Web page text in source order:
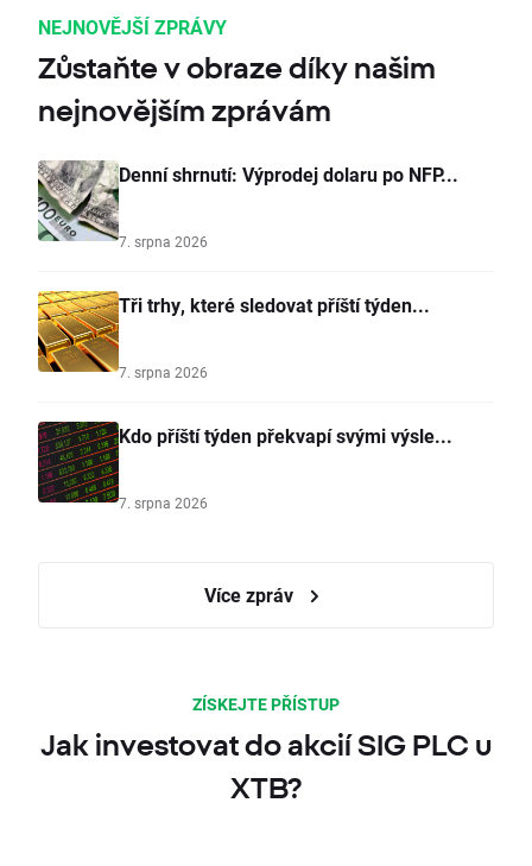
NEJNOVĚJŠÍ ZPRÁVY
Zůstaňte v obraze díky našim
nejnovějším zprávám
Denní shrnutí: Výprodej dolaru po NFP...
7. srpna 2026
Tři trhy, které sledovat příští týden...
7. srpna 2026
Kdo příští týden překvapí svými výsle...
7. srpna 2026
Více zpráv
ZÍSKEJTE PŘÍSTUP
Jak investovat do akcií SIG PLC u
XTB?